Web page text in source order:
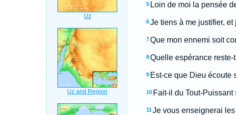
5 Loin de moi la pensée
6Je tiens à me justifier,
7Que mon ennemi soit
8Quelle espérance
9 Est-ce que Dieu écoute
10 Fait-il du Tout-
11Je vous enseignerai